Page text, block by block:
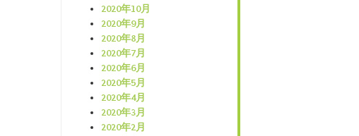
2020年10月
2020年9月
2020年8月
2020年7月
2020年6月
2020年5月
2020年4月
2020年3月
2020年2月